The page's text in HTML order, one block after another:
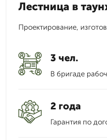
Лестница в
Проектирование,
3 чел.
В бригаде
2 года
Гарантия по